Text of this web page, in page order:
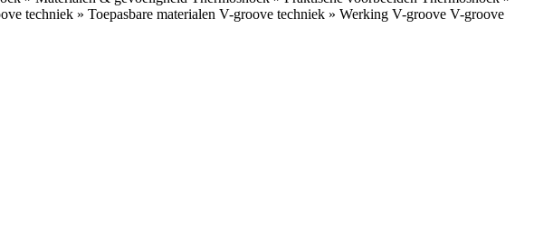
techniek » Toepasbare materialen V-groove techniek » Werking V-groove V-groove